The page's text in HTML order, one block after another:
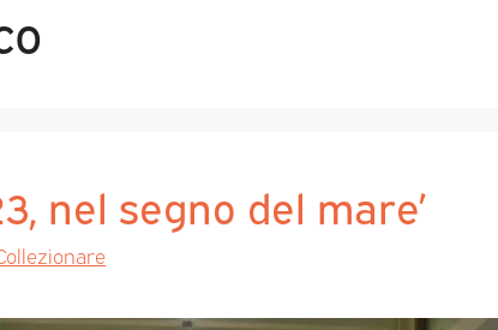
nel segno del mare’